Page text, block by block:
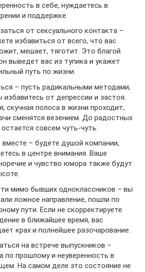
в себе, нуждаетесь в
и поддержке.
от сексуального контакта –
избавиться от всего, что вас
мешает, тяготит. Это благой
выведет вас из тупика и укажет
путь по жизни.
– пусть радикальными методами,
избавитесь от депрессии и застоя.
скучная полоса в жизни проходит,
сменятся везением. До радостных
совсем чуть-чуть.
вместе – будете душой компании,
в центре внимания. Ваше
и чувство юмора также будут
мимо бывших одноклассников – вы
ложное направление, пошли по
пути. Если не скорректируете
в ближайшее время, вас
крах и полнейшее разочарование.
на встрече выпускников –
по прошлому и неуверенность в
На самом деле это состояние не